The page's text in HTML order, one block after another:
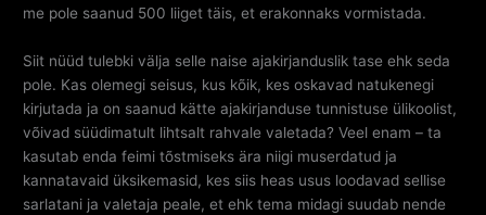
me pole saanud 500 liiget täis, et erakonnaks vormistada.
Siit nüüd tulebki välja selle naise ajakirjanduslik tase ehk seda
pole. Kas olemegi seisus, kus kõik, kes oskavad natukenegi
kirjutada ja on saanud kätte ajakirjanduse tunnistuse ülikoolist,
võivad süüdimatult lihtsalt rahvale valetada? Veel enam – ta
kasutab enda feimi tõstmiseks ära niigi muserdatud ja
kannatavaid üksikemasid, kes siis heas usus loodavad sellise
sarlatani ja valetaja peale, et ehk tema midagi suudab nende